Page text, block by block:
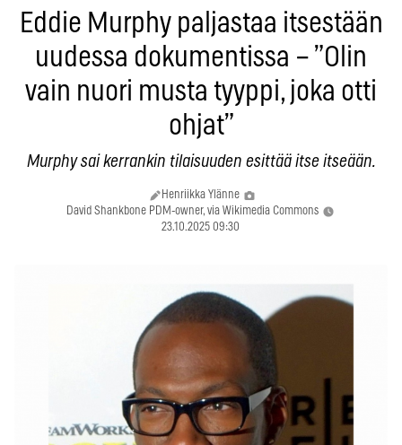
Eddie Murphy paljastaa itsestään
uudessa dokumentissa – ”Olin
vain nuori musta tyyppi, joka otti
ohjat”
Murphy sai kerrankin tilaisuuden esittää itse itseään.
Henriikka Ylänne
David Shankbone PDM-owner, via Wikimedia Commons
23.10.2025 09:30